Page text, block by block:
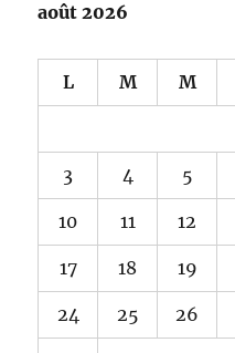
août 2026
L M M
3 4 5
10 11 12
17 18 19
24 25 26